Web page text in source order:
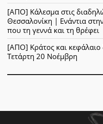
[ΑΠΟ] Κάλεσμα στις
Θεσσαλονίκη | Ενάντια
που τη γεννά και τη θρέφει
[ΑΠΟ] Κράτος και
Τετάρτη 20 Νοέμβρη